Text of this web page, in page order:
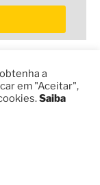
a
em "Aceitar",
Saiba
e